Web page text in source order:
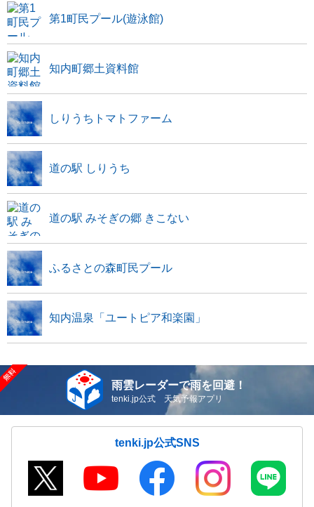
第1町民プール(遊泳館)
知内町郷土資料館
しりうちトマトファーム
道の駅 しりうち
道の駅 みそぎの郷 きこない
ふるさとの森町民プール
知内温泉「ユートピア和楽園」
雨雲レーダーで雨を回避！
tenki.jp公式 天気予報アプリ
tenki.jp公式SNS